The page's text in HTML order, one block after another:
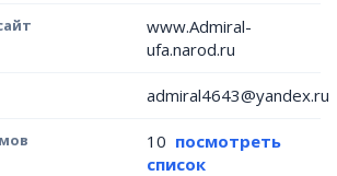
www.Admiral-
ufa.narod.ru
admiral4643@yandex.ru
10 посмотреть
список